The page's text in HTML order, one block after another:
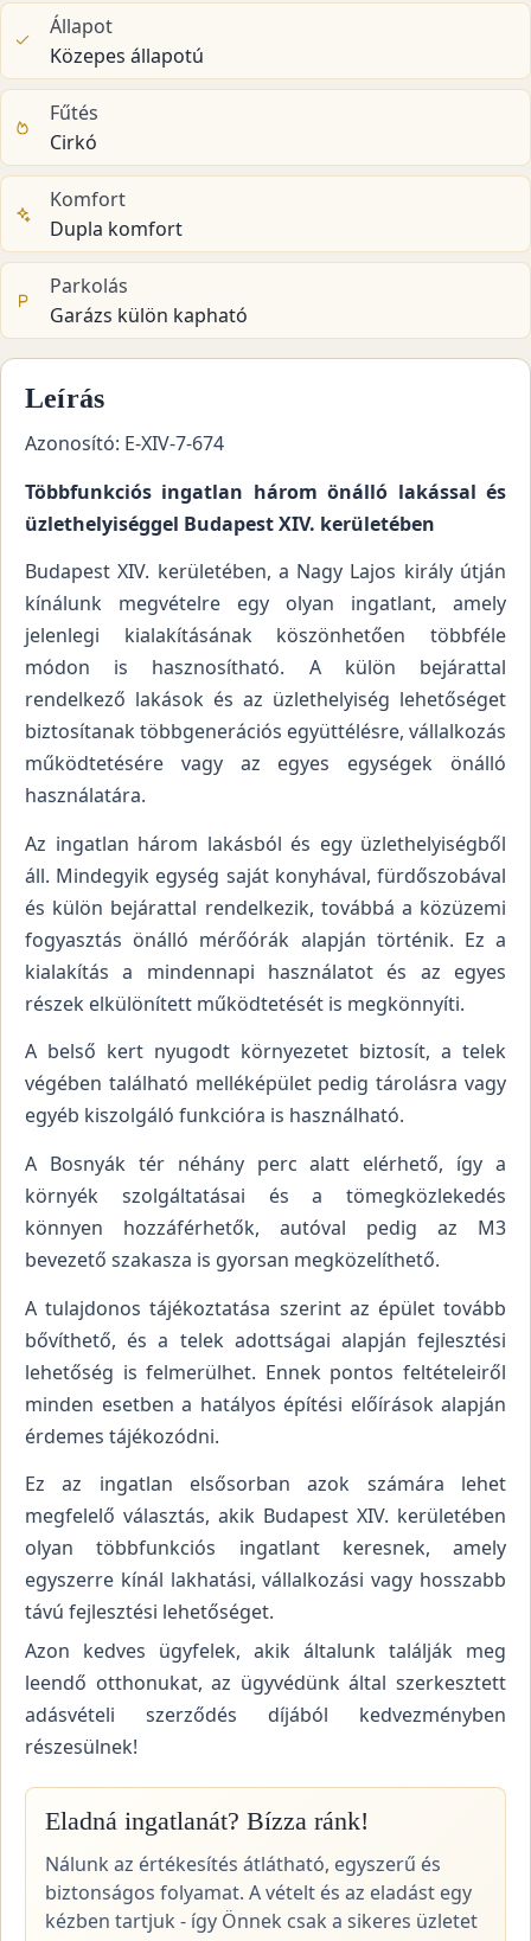
Állapot
Közepes állapotú
Fűtés
Cirkó
Komfort
Dupla komfort
Parkolás
Garázs külön kapható
Leírás
Azonosító: E-XIV-7-674
Többfunkciós ingatlan három önálló lakással és
üzlethelyiséggel Budapest XIV. kerületében
Budapest XIV. kerületében, a Nagy Lajos király útján
kínálunk megvételre egy olyan ingatlant, amely
jelenlegi kialakításának köszönhetően többféle
módon is hasznosítható. A külön bejárattal
rendelkező lakások és az üzlethelyiség lehetőséget
biztosítanak többgenerációs együttélésre, vállalkozás
működtetésére vagy az egyes egységek önálló
használatára.
Az ingatlan három lakásból és egy üzlethelyiségből
áll. Mindegyik egység saját konyhával, fürdőszobával
és külön bejárattal rendelkezik, továbbá a közüzemi
fogyasztás önálló mérőórák alapján történik. Ez a
kialakítás a mindennapi használatot és az egyes
részek elkülönített működtetését is megkönnyíti.
A belső kert nyugodt környezetet biztosít, a telek
végében található melléképület pedig tárolásra vagy
egyéb kiszolgáló funkcióra is használható.
A Bosnyák tér néhány perc alatt elérhető, így a
környék szolgáltatásai és a tömegközlekedés
könnyen hozzáférhetők, autóval pedig az M3
bevezető szakasza is gyorsan megközelíthető.
A tulajdonos tájékoztatása szerint az épület tovább
bővíthető, és a telek adottságai alapján fejlesztési
lehetőség is felmerülhet. Ennek pontos feltételeiről
minden esetben a hatályos építési előírások alapján
érdemes tájékozódni.
Ez az ingatlan elsősorban azok számára lehet
megfelelő választás, akik Budapest XIV. kerületében
olyan többfunkciós ingatlant keresnek, amely
egyszerre kínál lakhatási, vállalkozási vagy hosszabb
távú fejlesztési lehetőséget.
Azon kedves ügyfelek, akik általunk találják meg
leendő otthonukat, az ügyvédünk által szerkesztett
adásvételi szerződés díjából kedvezményben
részesülnek!
Eladná ingatlanát? Bízza ránk!
Nálunk az értékesítés átlátható, egyszerű és
biztonságos folyamat. A vételt és az eladást egy
kézben tartjuk - így Önnek csak a sikeres üzletet